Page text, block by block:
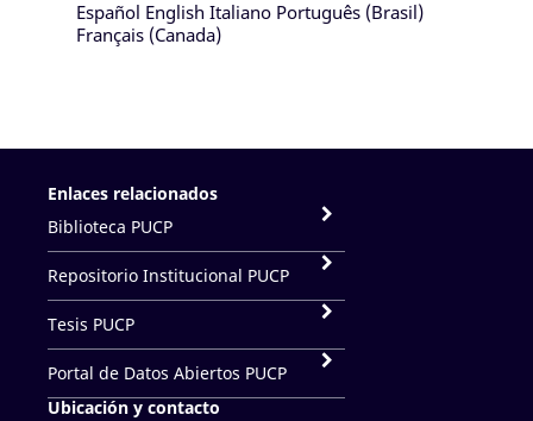
Español English Italiano Português (Brasil)
Français (Canada)
Enlaces relacionados
Biblioteca PUCP
Repositorio Institucional PUCP
Tesis PUCP
Portal de Datos Abiertos PUCP
Ubicación y contacto